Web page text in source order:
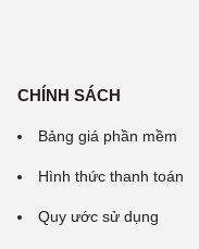
CHÍNH SÁCH
Bảng giá phần mềm
Hình thức thanh toán
Quy ước sử dụng